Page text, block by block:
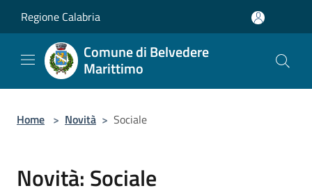
Regione Calabria
Comune di Belvedere
Marittimo
Home > Novità > Sociale
Novità: Sociale